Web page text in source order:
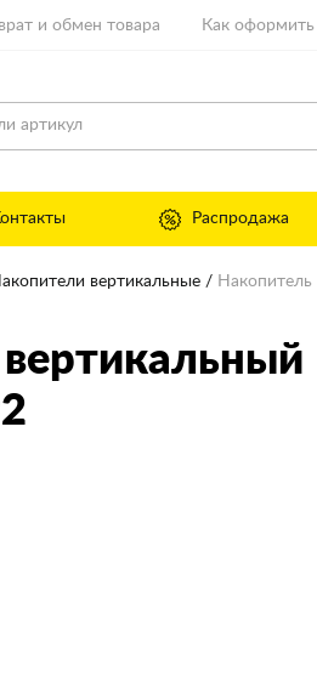
и обмен товара Как оформить
Распродажа
вертикальные Накопитель